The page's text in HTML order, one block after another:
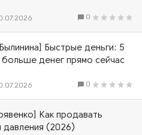
0
Быстрые деньги: 5
денег прямо сейчас
0
Как продавать
(2026)